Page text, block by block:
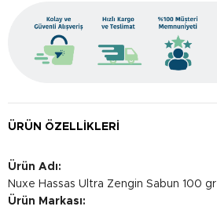
ÜRÜN ÖZELLIKLERI
Ürün Adı:
Nuxe Hassas Ultra Zengin Sabun 100 gr
Ürün Markası: